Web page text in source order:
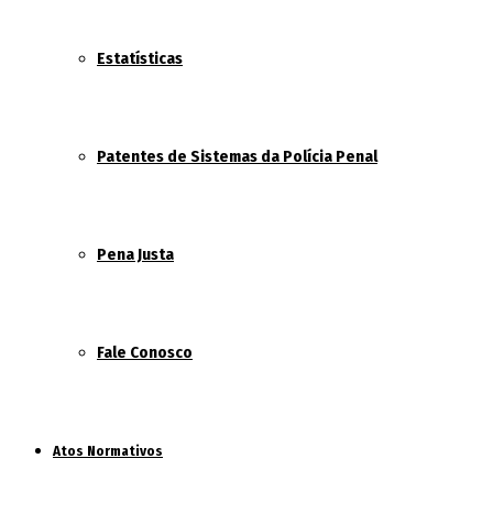
Estatísticas
Patentes de Sistemas da Polícia Penal
Pena Justa
Fale Conosco
Atos Normativos